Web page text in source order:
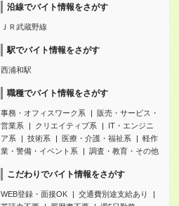
沿線でバイト情報をさがす
ＪＲ武蔵野線
駅でバイト情報をさがす
西浦和駅
職種でバイト情報をさがす
事務・オフィスワーク系
販売・サービス・
営業系
クリエイティブ系
IT・エンジニ
ア系
技術系 医療・介護・福祉系
軽作
業・警備・イベント系
調査・教育・その他
こだわりでバイト情報をさがす
WEB登録・面接OK
交通費別途支給あり